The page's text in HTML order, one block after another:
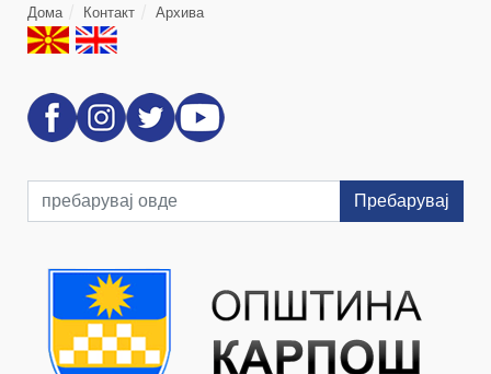
Дома Контакт Архива
Пребарувај